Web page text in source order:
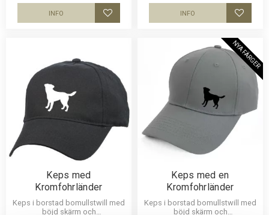
Lägg till i favoriter
INFO
Lägg
INFO
Keps med
Kromfohrländer
Keps i borstad bomullstwill med
böjd skärm och
Keps med en
Kromfohrländer
Keps i borstad bomullstwill med
böjd skärm och
NYA FÄRGER